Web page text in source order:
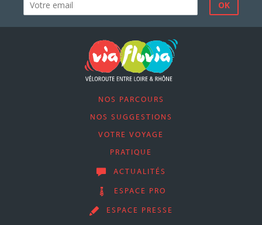
NOS PARCOURS
NOS SUGGESTIONS
VOTRE VOYAGE
PRATIQUE
ACTUALITÉS
ESPACE PRO
ESPACE PRESSE